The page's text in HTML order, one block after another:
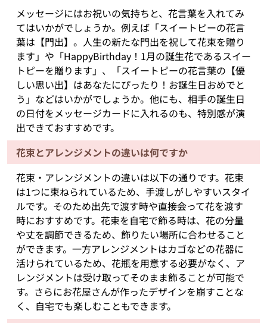
メッセージにはお祝いの気持ちと、花言葉を入れてみ
てはいかがでしょうか。例えば「スイートピーの花言
葉は【門出】。人生の新たな門出を祝して花束を贈り
ます」や「HappyBirthday！1月の誕生花であるスイー
トピーを贈ります」、「スイートピーの花言葉の【優
しい思い出】はあなたにぴったり！お誕生日おめでと
う」などはいかがでしょうか。他にも、相手の誕生日
の日付をメッセージカードに入れるのも、特別感が演
出できておすすめです。
花束とアレンジメントの違いは何ですか
花束・アレンジメントの違いは以下の通りです。花束
は1つに束ねられているため、手渡しがしやすいスタイ
ルです。そのため出先で渡す時や直接会って花を渡す
時におすすめです。花束を自宅で飾る時は、花の分量
や丈を調節できるため、飾りたい場所に合わせること
ができます。一方アレンジメントはカゴなどの花器に
活けられているため、花瓶を用意する必要がなく、ア
レンジメントは受け取ってそのまま飾ることが可能で
す。さらにお花屋さんが作ったデザインを崩すことな
く、自宅でも楽しむこともできます。